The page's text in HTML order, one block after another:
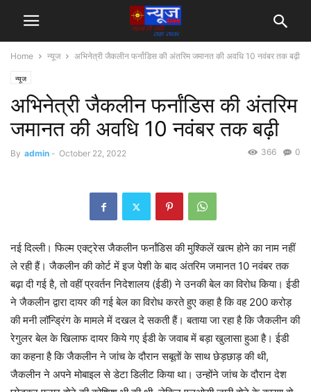
Home न्यूज अभिनेत्री जैकलीन फर्नांडिस की अंतरिम जमानत की अवधि 10 नवंबर तक बढ़ी
न्यूज
अभिनेत्री जैकलीन फर्नांडिस की अंतरिम
जमानत की अवधि 10 नवंबर तक बढ़ी
By admin - October 22, 2022 0
366
नई दिल्ली। फिल्म एक्ट्रेस जैकलीन फर्नांडिस की मुश्किलें खत्म होने का नाम नहीं
ले रही हैं। जैकलीन की कोर्ट में इज पेशी के बाद अंतरिम जमानत 10 नवंबर तक
बढ़ा दी गई है, तो वहीं प्रवर्तन निदेशालय (ईडी) ने उनकी बेल का विरोध किया। ईडी
ने जैकलीन द्वारा दायर की गई बेल का विरोध करते हुए कहा है कि वह 200 करोड़
की मनी लॉन्ड्रिंग के मामले में दखल दे सकती हैं। बताया जा रहा है कि जैकलीन की
रेगुलर बेल के खिलाफ दायर किये गए ईडी के जवाब में बड़ा खुलासा हुआ है। ईडी
का कहना है कि जैकलीन ने जांच के दौरान सबूतों के साथ छेड़छाड़ की थी,
जैकलीन ने अपने मोबाइल से डेटा डिलीट किया था। उन्होंने जांच के दौरान देश